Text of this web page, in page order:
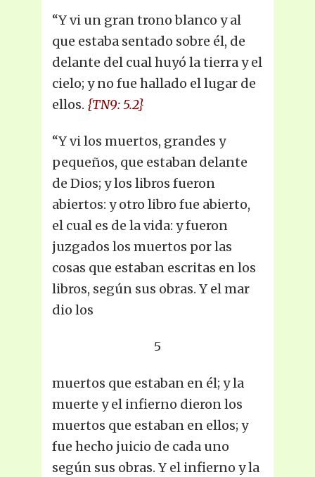
“Y vi un gran trono blanco y al
que estaba sentado sobre él, de
delante del cual huyó la tierra y el
cielo; y no fue hallado el lugar de
ellos. {TN9: 5.2}
“Y vi los muertos, grandes y
pequeños, que estaban delante
de Dios; y los libros fueron
abiertos: y otro libro fue abierto,
el cual es de la vida: y fueron
juzgados los muertos por las
cosas que estaban escritas en los
libros, según sus obras. Y el mar
dio los
5
muertos que estaban en él; y la
muerte y el infierno dieron los
muertos que estaban en ellos; y
fue hecho juicio de cada uno
según sus obras. Y el infierno y la